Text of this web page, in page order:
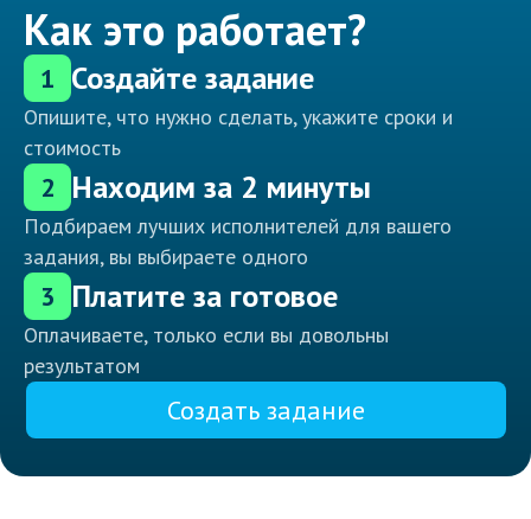
Как это работает?
1 Создайте задание
Опишите, что нужно сделать, укажите сроки и
стоимость
2 Находим за 2 минуты
Подбираем лучших исполнителей для вашего
задания, вы выбираете одного
3 Платите за готовое
Оплачиваете, только если вы довольны
результатом
Создать задание